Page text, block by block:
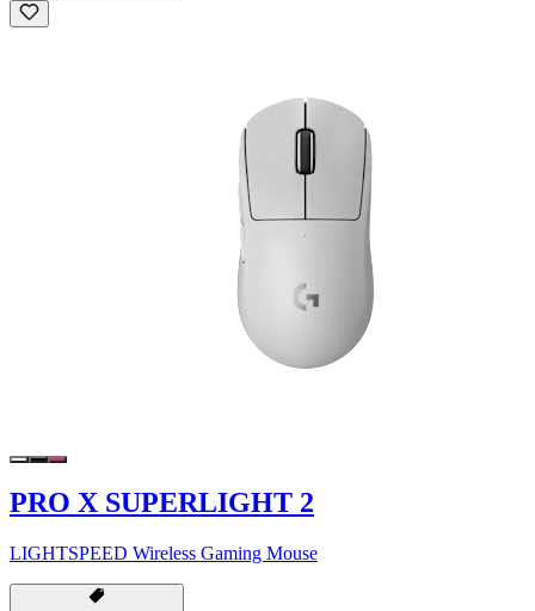
PRO X SUPERLIGHT 2
LIGHTSPEED Wireless Gaming Mouse